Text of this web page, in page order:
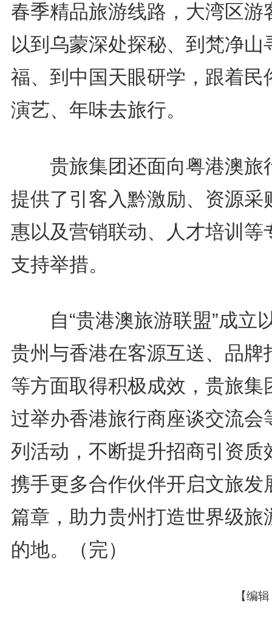
春季精品旅游线路，大湾区游
以到乌蒙深处探秘、到梵净山
福、到中国天眼研学，跟着民
演艺、年味去旅行。
贵旅集团还面向粤港澳旅
提供了引客入黔激励、资源采
惠以及营销联动、人才培训等
支持举措。
自“贵港澳旅游联盟”成立
贵州与香港在客源互送、品牌
等方面取得积极成效，贵旅集
过举办香港旅行商座谈交流会
列活动，不断提升招商引资质
携手更多合作伙伴开启文旅发
篇章，助力贵州打造世界级旅
的地。（完）
【编